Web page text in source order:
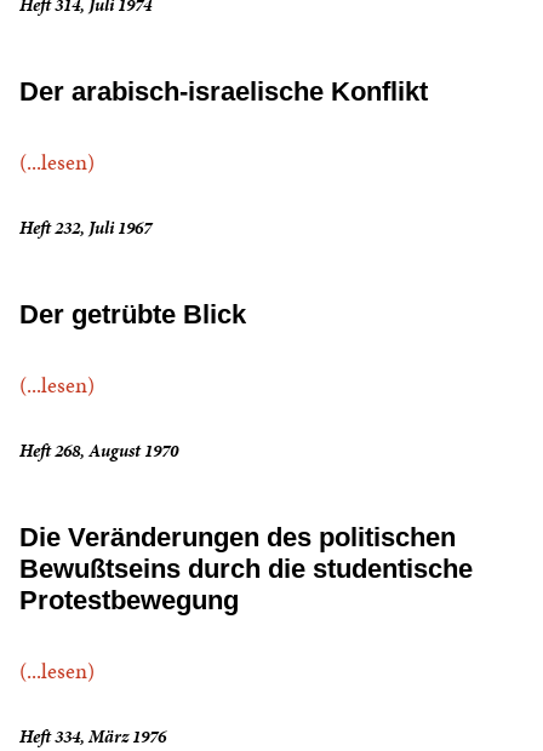
Heft 314, Juli 1974
Der arabisch-israelische Konflikt
(...lesen)
Heft 232, Juli 1967
Der getrübte Blick
(...lesen)
Heft 268, August 1970
Die Veränderungen des politischen
Bewußtseins durch die studentische
Protestbewegung
(...lesen)
Heft 334, März 1976